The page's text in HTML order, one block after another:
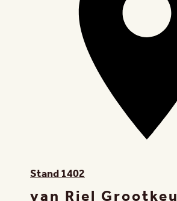
Stand1402